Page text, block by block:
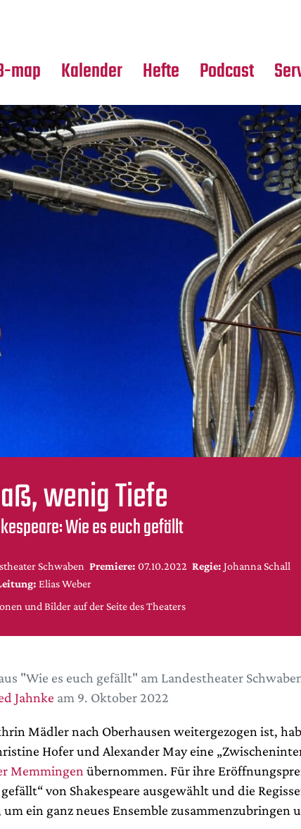
map Kalender Hefte Podcast
wenig Tiefe
Wie es euch gefällt
Schwaben Premiere: 07.10.2022 Regie: Johanna Schall
Elias Weber
und Bilder auf der Seite des Theaters
"Wie es euch gefällt" am Landestheater
Jahnke am 9. Oktober 2022
Mädler nach Oberhausen weitergezogen ist,
Hofer und Alexander May eine
Memmingen übernommen. Für ihre
gefällt“ von Shakespeare ausgewählt und die
um ein ganz neues Ensemble zusammenzubringen